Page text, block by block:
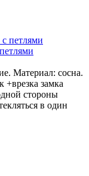
Материал: сосна.
замка
стороны
в один